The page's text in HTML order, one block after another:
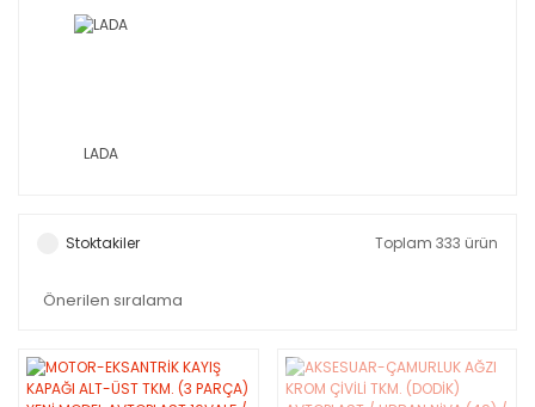
LADA
Stoktakiler Toplam 333 ürün